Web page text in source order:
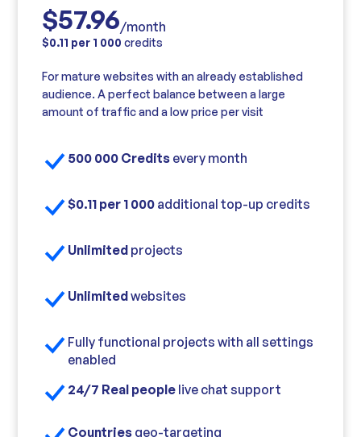
$57.96/month
$0.11 per 1 000 credits
For mature websites with an already established
audience. A perfect balance between a large
amount of traffic and a low price per visit
500 000 Credits every month
$0.11 per 1 000 additional top-up credits
Unlimited projects
Unlimitedwebsites
Fully functional projects with all settings
enabled
24/7 Real people live chat support
Countries geo-targeting